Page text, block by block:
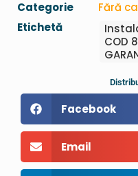
Categorie
Fără
Etichetă
COD
Facebook
Email